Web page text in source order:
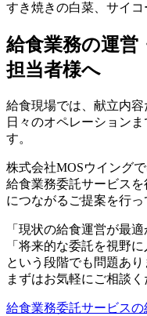
すき焼きの白菜、サイ
給食業務の運営
担当者様へ
給食現場では、献立内容
日々のオペレーション
す。
株式会社MOSウイング
給食業務委託サービス
につながるご提案を行っ
「現状の給食運営が最
「将来的な委託を視野
という段階でも問題あり
まずはお気軽にご相談く
給食業務委託サービス